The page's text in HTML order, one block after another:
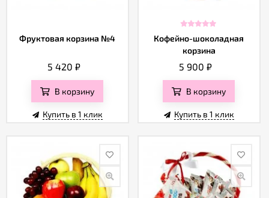
Фруктовая корзина №4
5 420 ₽
В корзину
Купить в 1 клик
Кофейно-шоколадная
корзина
5 900 ₽
В корзину
Купить в 1 клик